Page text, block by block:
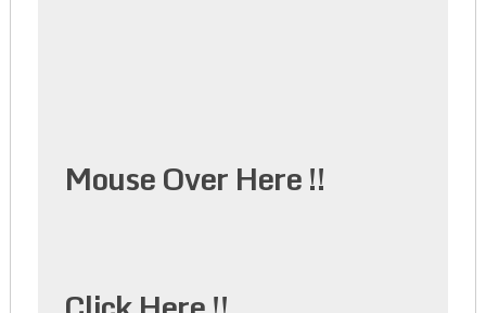
Mouse Over Here !!